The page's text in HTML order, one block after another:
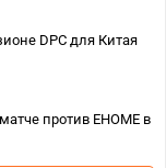
DPC для Китая
против EHOME в